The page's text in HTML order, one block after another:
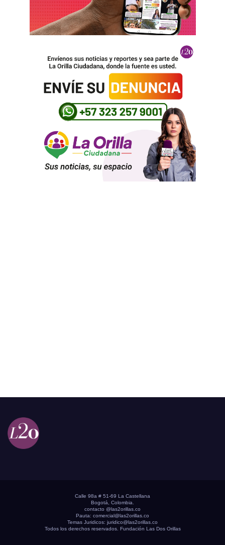
Calle 98a # 51-69 La Castellana
Bogotá, Colombia.
contacto @las2orillas.co
Pauta: comercial@las2orillas.co
Temas Juridicos: juridico@las2orillas.co
Todos los derechos reservados. Fundación Las Dos Orillas